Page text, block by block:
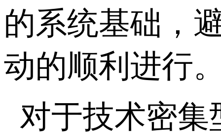
的系统基础，
动的顺利进行
对于技术密